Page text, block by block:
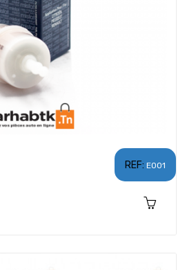
REF: E001